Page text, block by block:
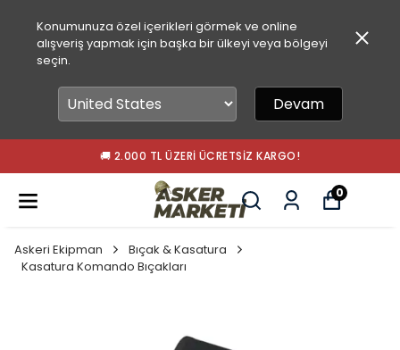
Konumunuza özel içerikleri görmek ve online
alışveriş yapmak için başka bir ülkeyi veya bölgeyi
seçin.
Devam
🚚 2.000 TL ÜZERI ÜCRETSIZ KARGO!
0
Askeri Ekipman
Bıçak & Kasatura
Kasatura Komando Bıçakları